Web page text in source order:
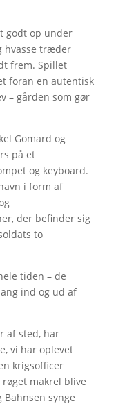
godt op under
hvasse træder
frem. Spillet
foran en autentisk
– gården som gør
Gomard og
på et
og keyboard.
i form af
der befinder sig
to
tiden – de
ind og ud af
af sted, har
vi har oplevet
krigsofficer
makrel blive
Bahnsen synge